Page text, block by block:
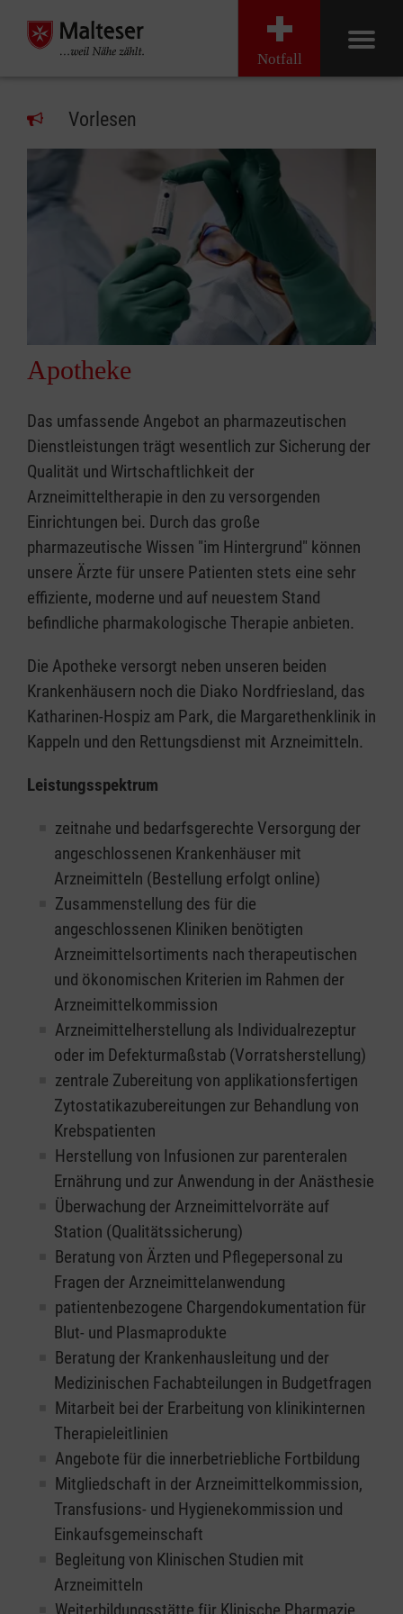
Notfall
Vorlesen
Apotheke
Das umfassende Angebot an pharmazeutischen
Dienstleistungen trägt wesentlich zur Sicherung der
Qualität und Wirtschaftlichkeit der
Arzneimitteltherapie in den zu versorgenden
Einrichtungen bei. Durch das große
pharmazeutische Wissen "im Hintergrund" können
unsere Ärzte für unsere Patienten stets eine sehr
effiziente, moderne und auf neuestem Stand
befindliche pharmakologische Therapie anbieten.
Die Apotheke versorgt neben unseren beiden
Krankenhäusern noch die Diako Nordfriesland, das
Katharinen-Hospiz am Park, die Margarethenklinik in
Kappeln und den Rettungsdienst mit Arzneimitteln.
Leistungsspektrum
zeitnahe und bedarfsgerechte Versorgung der
angeschlossenen Krankenhäuser mit
Arzneimitteln (Bestellung erfolgt online)
Zusammenstellung des für die
angeschlossenen Kliniken benötigten
Arzneimittelsortiments nach therapeutischen
und ökonomischen Kriterien im Rahmen der
Arzneimittelkommission
Arzneimittelherstellung als Individualrezeptur
oder im Defekturmaßstab (Vorratsherstellung)
zentrale Zubereitung von applikationsfertigen
Zytostatikazubereitungen zur Behandlung von
Krebspatienten
Herstellung von Infusionen zur parenteralen
Ernährung und zur Anwendung in der Anästhesie
Überwachung der Arzneimittelvorräte auf
Station (Qualitätssicherung)
Beratung von Ärzten und Pflegepersonal zu
Fragen der Arzneimittelanwendung
patientenbezogene Chargendokumentation für
Blut- und Plasmaprodukte
Beratung der Krankenhausleitung und der
Medizinischen Fachabteilungen in Budgetfragen
Mitarbeit bei der Erarbeitung von klinikinternen
Therapieleitlinien
Angebote für die innerbetriebliche Fortbildung
Mitgliedschaft in der Arzneimittelkommission,
Transfusions- und Hygienekommission und
Einkaufsgemeinschaft
Begleitung von Klinischen Studien mit
Arzneimitteln